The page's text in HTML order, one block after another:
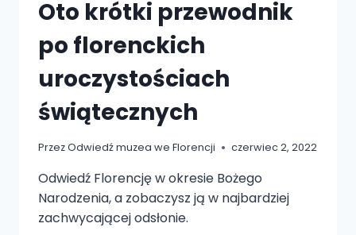
Oto krótki przewodnik
po florenckich
uroczystościach
świątecznych
PrzezOdwiedź muzea we Florencji czerwiec 2, 2022
Odwiedź Florencję w okresie Bożego
Narodzenia, a zobaczysz ją w najbardziej
zachwycającej odsłonie.